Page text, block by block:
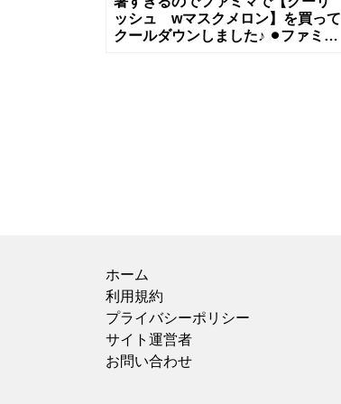
ッシュ wマスクメロン】を買って
クールダウンしました♪ ⚫︎ファミリ
ホーム
利用規約
プライバシーポリシー
サイト運営者
お問い合わせ